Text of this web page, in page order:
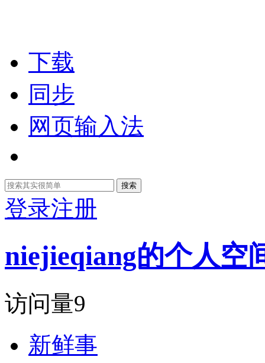
下载
同步
网页输入法
搜索
登录注册
niejieqiang的个人空
访问量9
新鲜事